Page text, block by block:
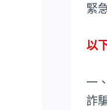
緊
以
一
詐